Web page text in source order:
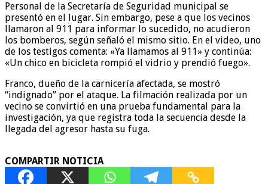
Personal de la Secretaría de Seguridad municipal se
presentó en el lugar. Sin embargo, pese a que los vecinos
llamaron al 911 para informar lo sucedido, no acudieron
los bomberos, según señaló el mismo sitio. En el video, uno
de los testigos comenta: «Ya llamamos al 911» y continúa:
«Un chico en bicicleta rompió el vidrio y prendió fuego».
Franco, dueño de la carnicería afectada, se mostró
“indignado” por el ataque. La filmación realizada por un
vecino se convirtió en una prueba fundamental para la
investigación, ya que registra toda la secuencia desde la
llegada del agresor hasta su fuga.
COMPARTIR NOTICIA